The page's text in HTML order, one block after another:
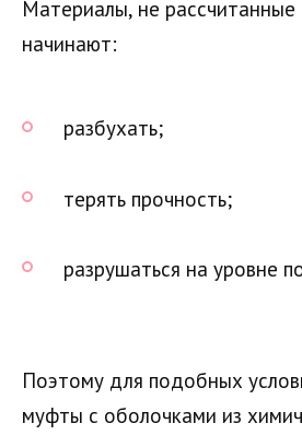
Материалы, не
начинают:
разбухать;
терять прочность;
разрушаться на уровне
Поэтому для подобных
муфты с оболочками из